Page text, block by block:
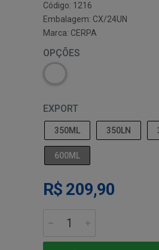
Código: 1216
Embalagem: CX/24UN
Marca: CERPA
OPÇÕES
EXPORT
350ML 350LN
600ML
R$ 209,90